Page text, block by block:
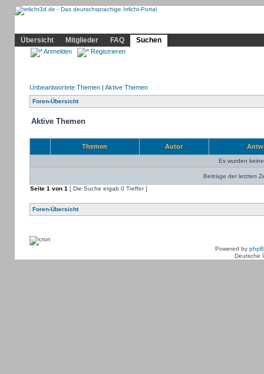
Übersicht
Mitglieder FAQ Suchen
Anmelden Registrieren
Unbeantwortete Themen| Aktive Themen
Foren-Übersicht
Aktive Themen
Themen Autor
Es wurden
Beiträge der letzten
Seite 1 von 1 [ Die Suche ergab 0 Treffer ]
Foren-Übersicht
Powered by
Deutsche